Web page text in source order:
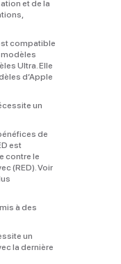
et de la
compatible
modèles
Ultra. Elle
d’Apple
un
de
est
contre le
(RED). Voir
à des
un
la dernière